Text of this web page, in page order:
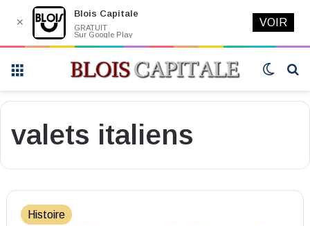
Switch
valets italiens
Histoire
✕
Blois Capitale
GRATUIT
Sur Google Play
VOIR